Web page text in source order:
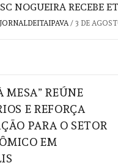
NOGUEIRA RECEBE
JORNALDEITAIPAVA / 3 DE
MESA” REÚNE
E REFORÇA
PARA O SETOR
EM